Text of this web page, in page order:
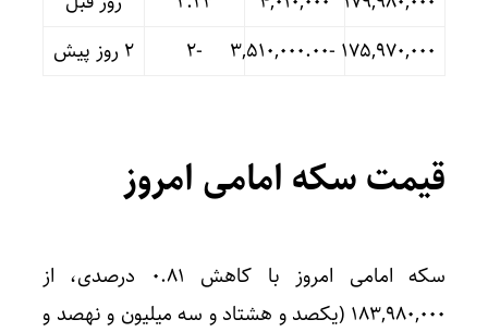
۱۷۵,۹۷۰,۰۰۰ -۳,۵۱۰,۰۰۰.۰۰ -۲ ۲ روز پیش
قیمت سکه امامی امروز
سکه امامی امروز با کاهش ۰.۸۱ درصدی، از
۱۸۳,۹۸۰,۰۰۰ (یکصد و هشتاد و سه میلیون و نهصد و